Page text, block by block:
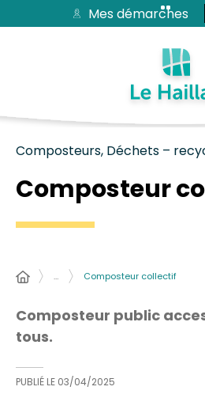
Aide et accessibilité
Passer au menu
Passer au contenuMes démarches
Composteurs, Déchets –
Composteur
… Composteur collectif
Composteur public
tous.
PUBLIÉ LE 03/04/2025